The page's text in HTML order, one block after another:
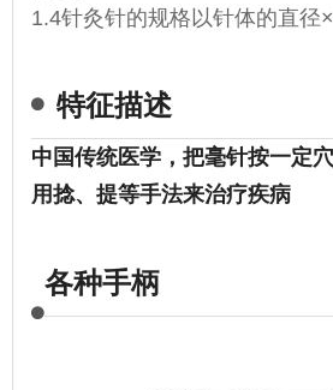
1.4针灸针的规格以针体的直径
特征描述
中国传统医学，把毫针按一定
用捻、提等手法来治疗疾病
各种手柄